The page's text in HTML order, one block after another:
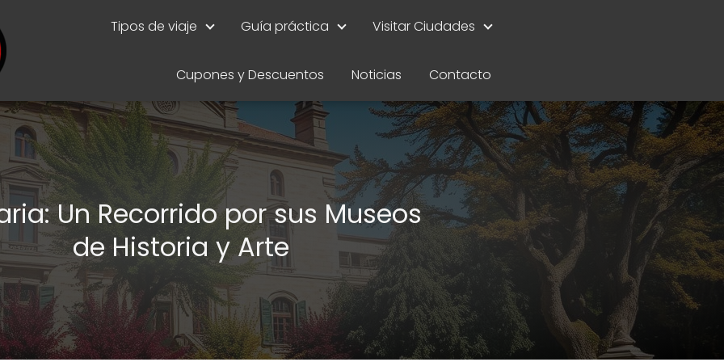
Tipos de viaje Guía práctica Visitar Ciudades
Cupones y Descuentos Noticias Contacto
Un Recorrido por sus Museos
de Historia y Arte